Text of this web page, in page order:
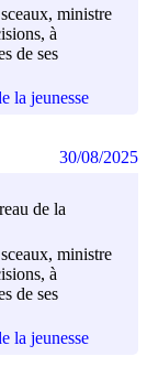
ministre
à
de ses
la jeunesse
de la
ministre
à
de ses
la jeunesse
30/08/2025